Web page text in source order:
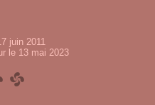
juin 2011
le 13 mai 2023